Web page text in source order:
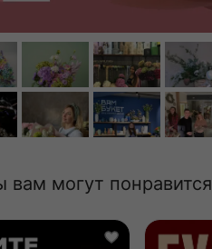
вам могут понравится